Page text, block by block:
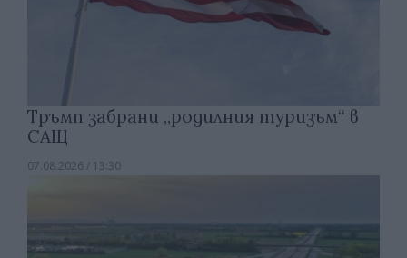
Тръмп забрани „родилния туризъм“ в
САЩ
07.08.2026 / 13:30